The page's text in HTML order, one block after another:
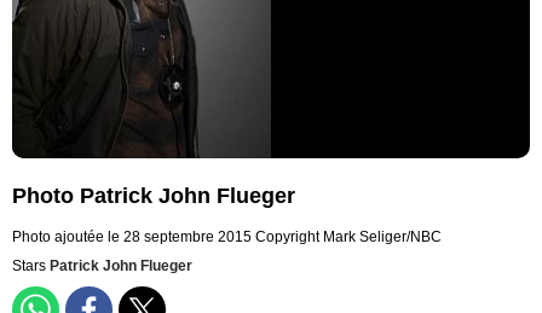
Photo Patrick John Flueger
Photo ajoutée le 28 septembre 2015 Copyright Mark Seliger/NBC
Stars Patrick John Flueger